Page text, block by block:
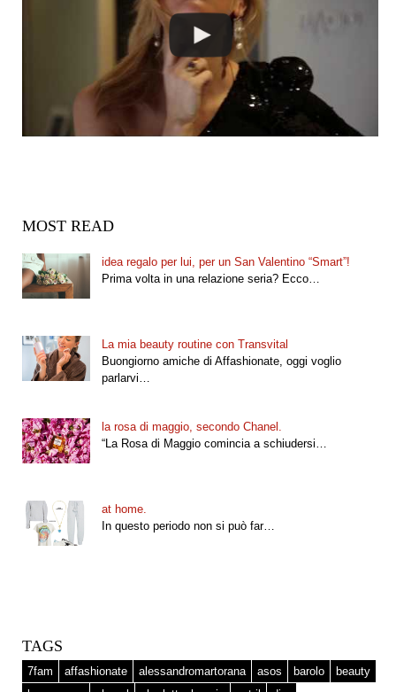
MOST READ
idea regalo per lui, per un San Valentino “Smart”!
Prima volta in una relazione seria? Ecco…
La mia beauty routine con Transvital
Buongiorno amiche di Affashionate, oggi voglio
parlarvi…
la rosa di maggio, secondo Chanel.
“La Rosa di Maggio comincia a schiudersi…
at home.
In questo periodo non si può far…
TAGS
7fam affashionate alessandromartorana asos barolo
beauty